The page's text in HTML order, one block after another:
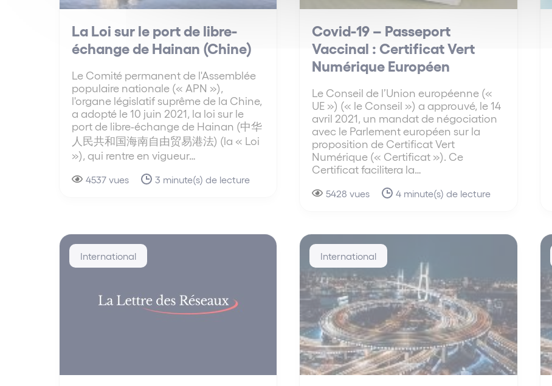
La Loi sur le port de libre-
échange de Hainan (Chine)
Le Comité permanent de l'Assemblée
populaire nationale (« APN »),
l'organe législatif suprême de la Chine,
a adopté le 10 juin 2021, la loi sur le
port de libre-échange de Hainan (中华
人民共和国海南自由贸易港法) (la « Loi
»), qui rentre en vigueur…
4537 vues 3 minute(s) de lecture
Covid-19 – Passeport
Vaccinal : Certificat Vert
Numérique Européen
Le Conseil de l’Union européenne («
UE ») (« le Conseil ») a approuvé, le 14
avril 2021, un mandat de négociation
avec le Parlement européen sur la
proposition de Certificat Vert
Numérique (« Certificat »). Ce
Certificat facilitera la…
5428 vues 4 minute(s) de lecture
International International